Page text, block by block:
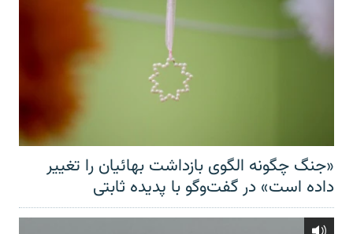
«جنگ چگونه الگوی بازداشت بهائیان را تغییر
داده است» در گفت‌وگو با پدیده ثابتی